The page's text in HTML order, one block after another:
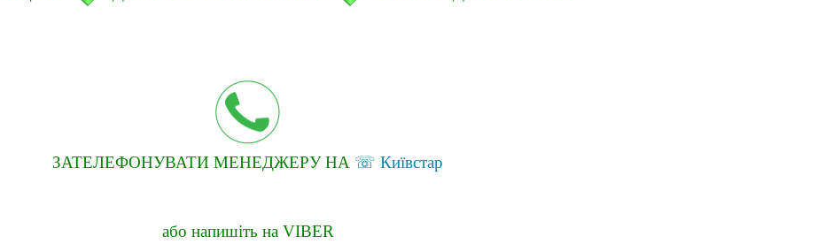
ЗАТЕЛЕФОНУВАТИ МЕНЕДЖЕРУ НА ☏ Київстар
або напишіть на VIBER